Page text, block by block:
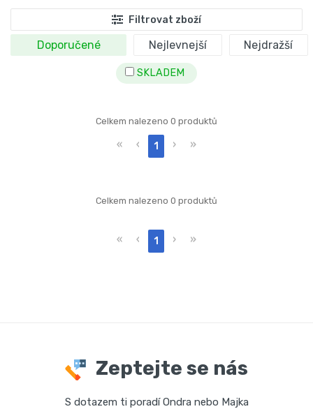
Filtrovat zboží
Doporučené Nejlevnejší Nejdražší
SKLADEM
Celkem nalezeno 0 produktů
« ‹ 1 › »
Celkem nalezeno 0 produktů
« ‹ 1 › »
Zeptejte se nás
S dotazem ti poradí Ondra nebo Majka